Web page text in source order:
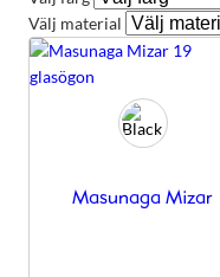
Välj material
Masunaga Mizar